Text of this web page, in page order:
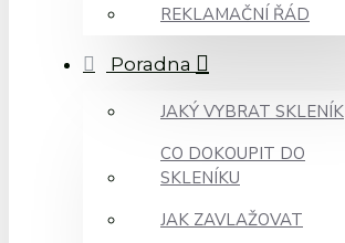
REKLAMAČNÍ ŘÁD
Poradna
JAKÝ VYBRAT SKLENÍK
CO DOKOUPIT DO
SKLENÍKU
JAK ZAVLAŽOVAT